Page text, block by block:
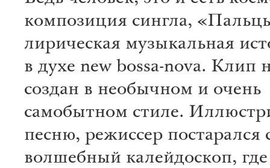
композиция сингла,
лирическая музыкальная
в духе new bossa-nova. Клип
создан в необычном и очень
самобытном стиле.
песню, режиссер постарался
волшебный калейдоскоп, где